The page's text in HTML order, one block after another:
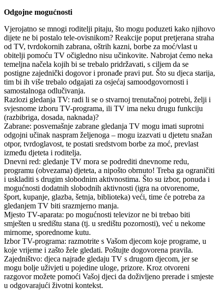
Odgojne mogućnosti
Vjerojatno se mnogi roditelji pitaju, što mogu poduzeti kako njihovo
dijete ne bi postalo tele-ovisnikom? Reakcije poput pretjerana straha
od TV, tvrdokornih zabrana, oštrih kazni, borbe za moć/vlast u
obitelji pomoću TV očigledno nisu učinkovite. Nabrojat ćemo neka
temeljna načela kojih bi se trebalo pridržavati, s ciljem da se
postigne zajednički dogovor i pronađe pravi put. Što su djeca starija,
tim bi ih više trebalo odgajati za osjećaj samoodgovornosti i
samostalnoga odlučivanja.
Razlozi gledanja TV: radi li se o stvarnoj trenutačnoj potrebi, želji i
svjesnome izboru TV-programa, ili TV ima neku drugu funkciju
(razbibriga, dosada, naknada)?
Zabrane: posvemašnje zabrane gledanja TV mogu imati suprotni
odgojni učinak naspram željenoga – mogu izazvati u djetetu snažan
otpor, tvrdoglavost, te postati sredstvom borbe za moć, prevlast
između djeteta i roditelja.
Dnevni red: gledanje TV mora se podrediti dnevnome redu,
programu (obvezama) djeteta, a nipošto obrnuto! Treba ga ograničiti
i uskladiti s drugim slobodnim aktivnostima. Što su izbor, ponuda i
mogućnosti dodatnih slobodnih aktivnosti (igra na otvorenome,
šport, kupanje, glazba, šetnja, biblioteka) veći, time će potreba za
gledanjem TV biti srazmjerno manja.
Mjesto TV-aparata: po mogućnosti televizor ne bi trebao biti
smješten u središtu stana (tj. u središtu pozornosti), već u nekome
mirnome, sporednome kutu.
Izbor TV-programa: razmotrite s Vašom djecom koje programe, u
koje vrijeme i zašto žele gledati. Poštujte dogovorena pravila.
Zajedništvo: djeca najrađe gledaju TV s drugom djecom, jer se
mogu bolje uživjeti u pojedine uloge, prizore. Kroz otvoreni
razgovor možete pomoći Vašoj djeci da doživljeno prerade i smjeste
u odgovarajući životni kontekst.